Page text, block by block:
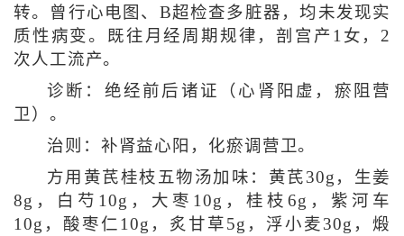
转。曾行心电图、B超检查多脏器，均未发现实
质性病变。既往月经周期规律，剖宫产1女，2
次人工流产。
诊断：绝经前后诸证（心肾阳虚，瘀阻营
卫）。
治则：补肾益心阳，化瘀调营卫。
方用黄芪桂枝五物汤加味：黄芪30g，生姜
8g，白芍10g，大枣10g，桂枝6g，紫河车
10g，酸枣仁10g，炙甘草5g，浮小麦30g，煅